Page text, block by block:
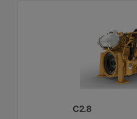
C2.8